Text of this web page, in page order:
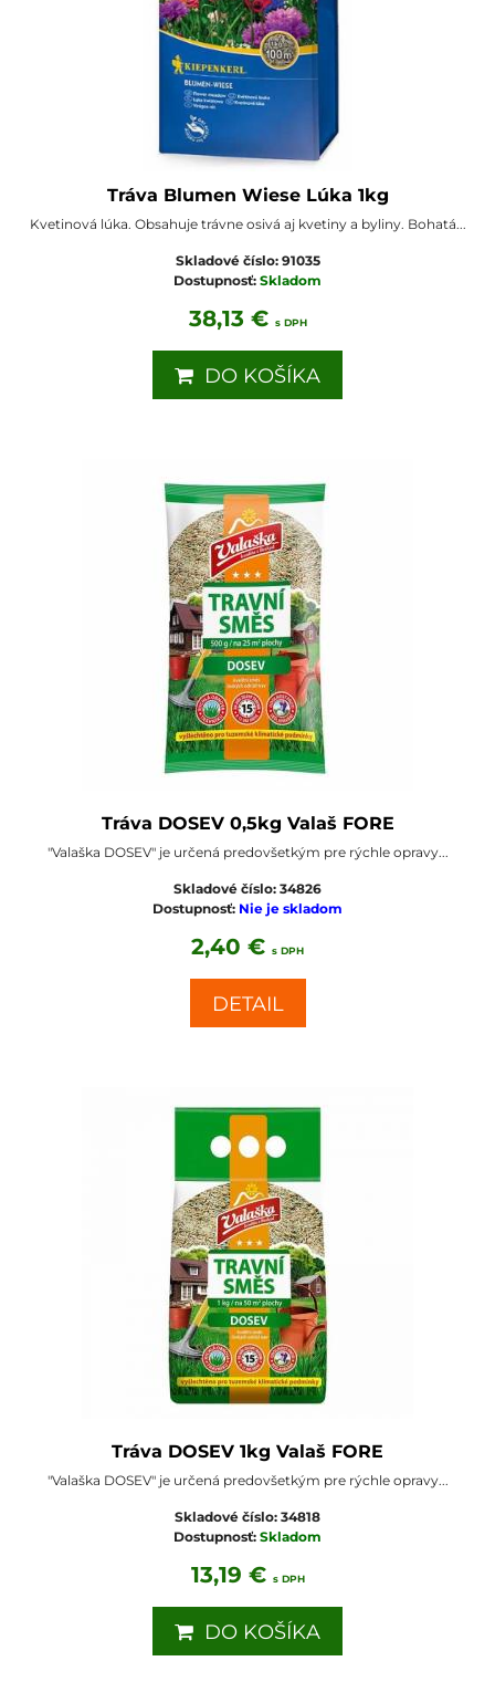
Tráva Blumen Wiese Lúka 1kg
Kvetinová lúka. Obsahuje trávne osivá aj kvetiny a byliny. Bohatá...
Skladové číslo: 91035
Dostupnosť: Skladom
38,13 € s DPH
DO KOŠÍKA
Tráva DOSEV 0,5kg Valaš FORE
"Valaška DOSEV" je určená predovšetkým pre rýchle opravy...
Skladové číslo: 34826
Dostupnosť: Nie je skladom
2,40 € s DPH
DETAIL
Tráva DOSEV 1kg Valaš FORE
"Valaška DOSEV" je určená predovšetkým pre rýchle opravy...
Skladové číslo: 34818
Dostupnosť: Skladom
13,19 € s DPH
DO KOŠÍKA